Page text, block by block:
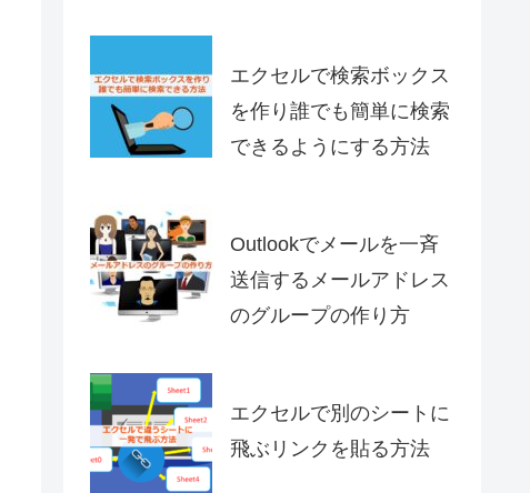
エクセルで検索ボックス
を作り誰でも簡単に検索
できるようにする方法
Outlookでメールを一斉
送信するメールアドレス
のグループの作り方
エクセルで別のシートに
飛ぶリンクを貼る方法